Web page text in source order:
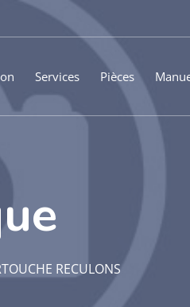
Services Pièces
RECULONS